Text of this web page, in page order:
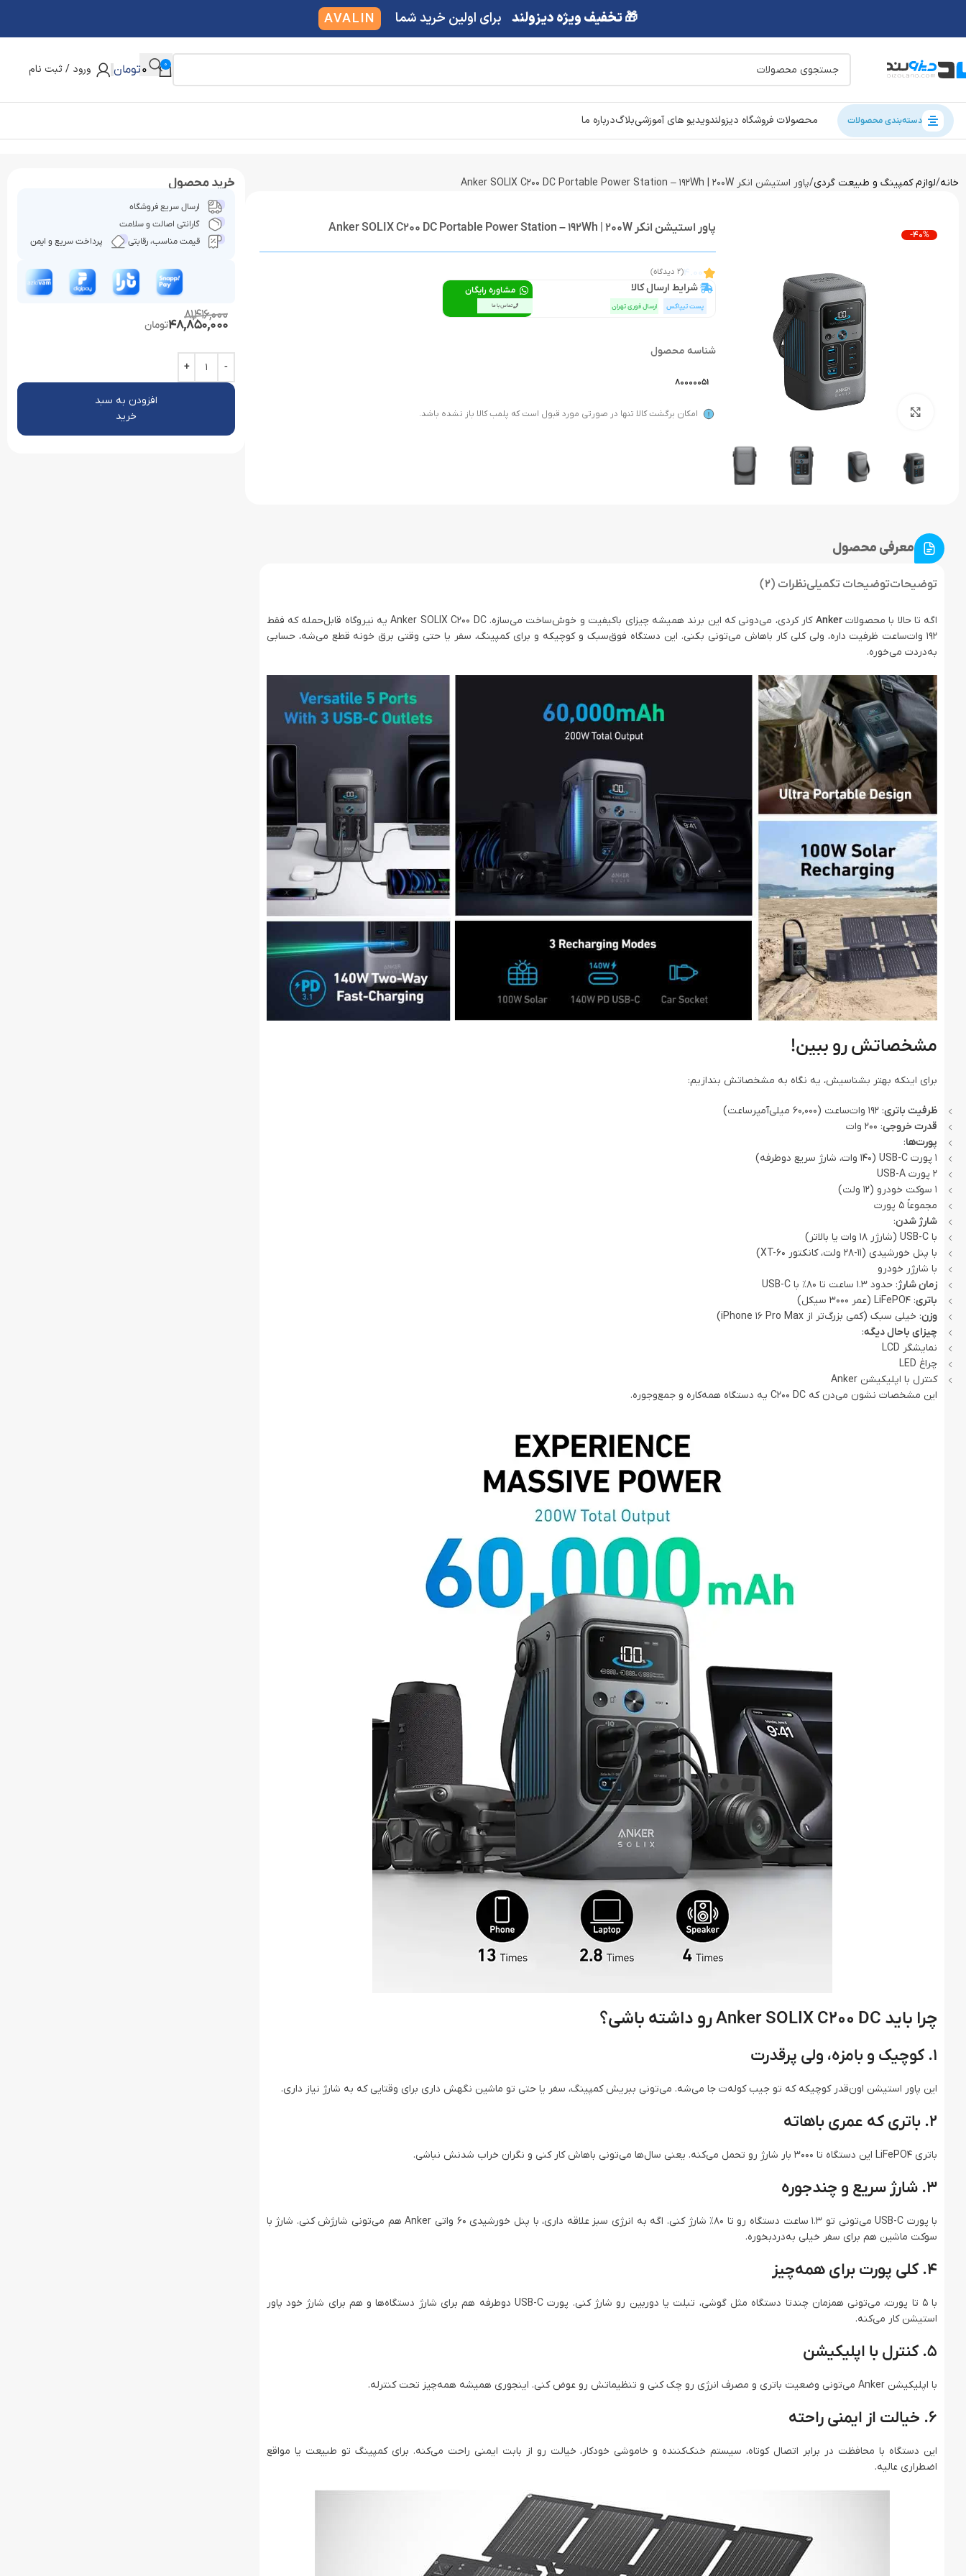
0
0تومان ورود / ثبت نام
دسته‌بندی محصولات محصولات فروشگاه دیزولندویدیو های آموزشیبلاگدرباره ما
خانه لوازم کمپینگ و طبیعت گردی پاور استیشن انکر Anker SOLIX C200 DC Portable Power Station – 192Wh | 200W
-40% پاور استیشن انکر Anker SOLIX C200 DC Portable Power Station – 192Wh | 200W
(2 دیدگاه)
شرایط ارسال کالا
پست تیپاکس ارسال فوری تهران
مشاوره رایگان
تماس با ما
شناسه محصول
80000051
امکان برگشت کالا تنها در صورتی مورد قبول است که پلمب کالا باز نشده باشد.
معرفی محصول
توضیحاتتوضیحات تکمیلینظرات (2)
اگه تا حالا با محصولاتAnker
کار کردی، می‌دونی که این برند همیشه چیزای باکیفیت و خوش‌ساخت می‌سازه. Anker SOLIX C200 DC یه نیروگاه قابل‌حمله که فقط
192 وات‌ساعت ظرفیت داره، ولی کلی کار باهاش می‌تونی بکنی. این دستگاه فوق‌سبک و کوچیکه و برای کمپینگ، سفر یا حتی وقتی برق خونه قطع می‌شه، حسابی
به‌دردت می‌خوره.
مشخصاتش رو ببین!
برای اینکه بهتر بشناسیش، یه نگاه به مشخصاتش بندازیم:
ظرفیت باتری: 192 وات‌ساعت (60,000 میلی‌آمپرساعت)
قدرت خروجی: 200 وات
پورت‌ها:
1 پورت USB-C (140 وات، شارژ سریع دوطرفه)
2 پورت USB-A
1 سوکت خودرو (12 ولت)
مجموعاً 5 پورت
شارژ شدن:
با USB-C (شارژر 18 وات یا بالاتر)
با پنل خورشیدی (11-28 ولت، کانکتور XT-60)
با شارژر خودرو
زمان شارژ: حدود 1.3 ساعت تا 80٪ با USB-C
باتری: LiFePO4 (عمر 3000 سیکل)
وزن: خیلی سبک (کمی بزرگ‌تر از iPhone 16 Pro Max)
چیزای باحال دیگه:
نمایشگر LCD
چراغ LED
کنترل با اپلیکیشن Anker
این مشخصات نشون می‌دن که C200 DC یه دستگاه همه‌کاره و جمع‌وجوره.
چرا باید Anker SOLIX C200 DC رو داشته باشی؟
1. کوچیک و بامزه، ولی پرقدرت
این پاور استیشن اون‌قدر کوچیکه که تو جیب کوله‌ت جا می‌شه. می‌تونی ببریش کمپینگ، سفر یا حتی تو ماشین نگهش داری برای وقتایی که به شارژ نیاز داری.
2. باتری که عمری باهاته
باتری LiFePO4 این دستگاه تا 3000 بار شارژ رو تحمل می‌کنه. یعنی سال‌ها می‌تونی باهاش کار کنی و نگران خراب شدنش نباشی.
3. شارژ سریع و چندجوره
با پورت USB-C می‌تونی تو 1.3 ساعت دستگاه رو تا 80٪ شارژ کنی. اگه به انرژی سبز علاقه داری، با پنل خورشیدی 60 واتی Anker هم می‌تونی شارژش کنی. شارژ با
سوکت ماشین هم برای سفر خیلی به‌دردبخوره.
4. کلی پورت برای همه‌چیز
با 5 تا پورت، می‌تونی همزمان چندتا دستگاه مثل گوشی، تبلت یا دوربین رو شارژ کنی. پورت USB-C دوطرفه هم برای شارژ دستگاه‌ها و هم برای شارژ خود پاور
استیشن کار می‌کنه.
5. کنترل با اپلیکیشن
با اپلیکیشن Anker می‌تونی وضعیت باتری و مصرف انرژی رو چک کنی و تنظیماتش رو عوض کنی. اینجوری همیشه همه‌چیز تحت کنترله.
6. خیالت از ایمنی راحته
این دستگاه با محافظت در برابر اتصال کوتاه، سیستم خنک‌کننده و خاموشی خودکار، خیالت رو از بابت ایمنی راحت می‌کنه. برای کمپینگ تو طبیعت یا مواقع
اضطراری عالیه.
خرید محصول
ارسال سریع فروشگاه
گارانتی اصالت و سلامت
قیمت مناسب، رقابتی
پرداخت سریع و ایمن
81,416,000
48,850,000تومان
افزودن به سبد
خرید
🎁 تخفیف ویژه دیزولند برای اولین خرید شما AVALIN